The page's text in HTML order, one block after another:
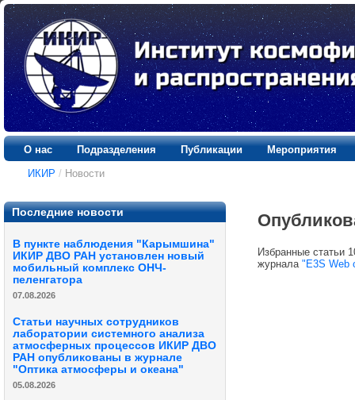
О нас Подразделения Публикации
Мероприятия
ИКИР / Новости
Последние новости
В пункте наблюдения "Карымшина"
ИКИР ДВО РАН установлен новый
мобильный комплекс ОНЧ-
пеленгатора
07.08.2026
Статьи научных сотрудников
лаборатории системного анализа
атмосферных процессов ИКИР ДВО
РАН опубликованы в журнале
"Оптика атмосферы и океана"
05.08.2026
Избранные статьи
журнала"E3S Web